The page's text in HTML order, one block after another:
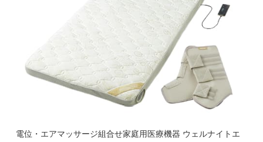
電位・エアマッサージ組合せ家庭用医療機器 ウェルナイトエ